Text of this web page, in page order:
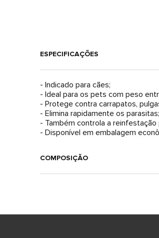
ESPECIFICAÇÕES
- Indicado para cães;
- Ideal para os pets com peso
- Protege contra carrapatos,
- Elimina rapidamente os parasitas;
- Também controla a
- Disponível em embalagem
COMPOSIÇÃO